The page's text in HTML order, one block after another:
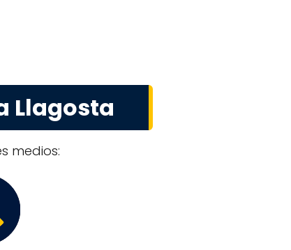
Llagosta
medios: